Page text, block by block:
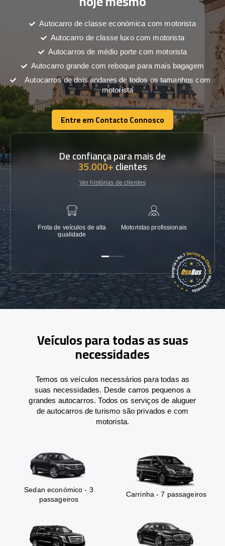
Autocarro de classe económica com motorista
Autocarro de classe luxo com motorista
Autocarros de médio porte com motorista
Autocarro grande com reboque para mais bagagem
Autocarros de dois andares de todos os tamanhos com
motorista
Entre em Contacto Connosco
Entre em Contacto Connosco
De confiança para mais de
35.000+clientes
Ver histórias de clientes
Frota de veículos de alta
qualidade
Motoristas profissionais
Veículos para todas as suas
necessidades
Temos os veículos necessários para todas as
suas necessidades. Desde carros pequenos a
grandes autocarros. Todos os serviços de aluguer
de autocarros de turismo são privados e com
motorista.
Sedan económico - 3
passageiros
Carrinha - 7 passageiros